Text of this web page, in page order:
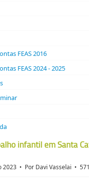
FEAS 2016
FEAS 2024 - 2025
infantil em Santa
2023 Por Davi Vasselai